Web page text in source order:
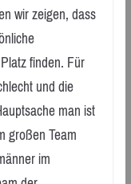
wir zeigen, dass
finden. Für
und die
man ist
großen Team
im